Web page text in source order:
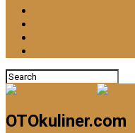
OTOkuliner.com